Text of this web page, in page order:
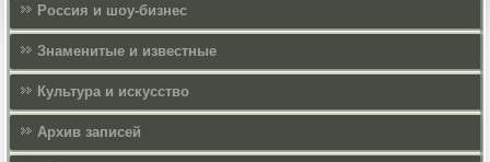
Россия и шоу-бизнес
Знаменитые и известные
Культура и искусcтво
Архив записей